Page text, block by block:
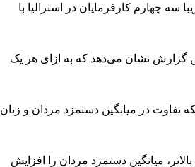
سه چهارم کارفرمایان در استرالیا با
کمتر از مردان درآمد داشته‌اند. این گزارش نشان می‌دهد که به ازای هر یک
در میانگین دستمزد مردان و زنان
میانگین دستمزد مردان را افزایش